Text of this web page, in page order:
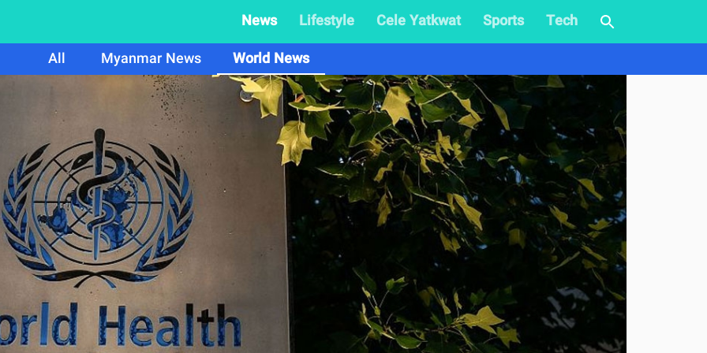
News Lifestyle Cele Yatkwat Sports
Tech
All
Myanmar News
World News